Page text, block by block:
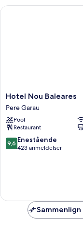
Hotel
Nou
Baleares
Pere
Garau
Hotel Nou Baleares
Pere Garau
Pool
Restaurant
9.6
ud
9,6 Enestående
423 anmeldelser
Hotel Nou Baleares